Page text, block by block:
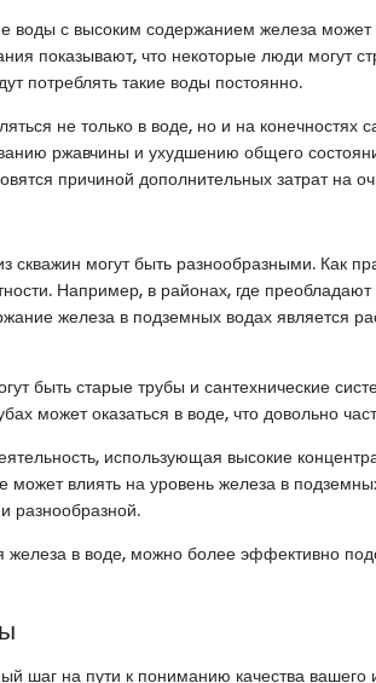
воды с высоким содержанием железа может
показывают, что некоторые люди могут
потреблять такие воды постоянно.
не только в воде, но и на конечностях
ржавчины и ухудшению общего
причиной дополнительных затрат на
скважин могут быть разнообразными. Как
Например, в районах, где
железа в подземных водах является
быть старые трубы и сантехнические
может оказаться в воде, что довольно
использующая высокие
влиять на уровень железа в
разнообразной.
железа в воде, можно более эффективно
шаг на пути к пониманию качества вашего